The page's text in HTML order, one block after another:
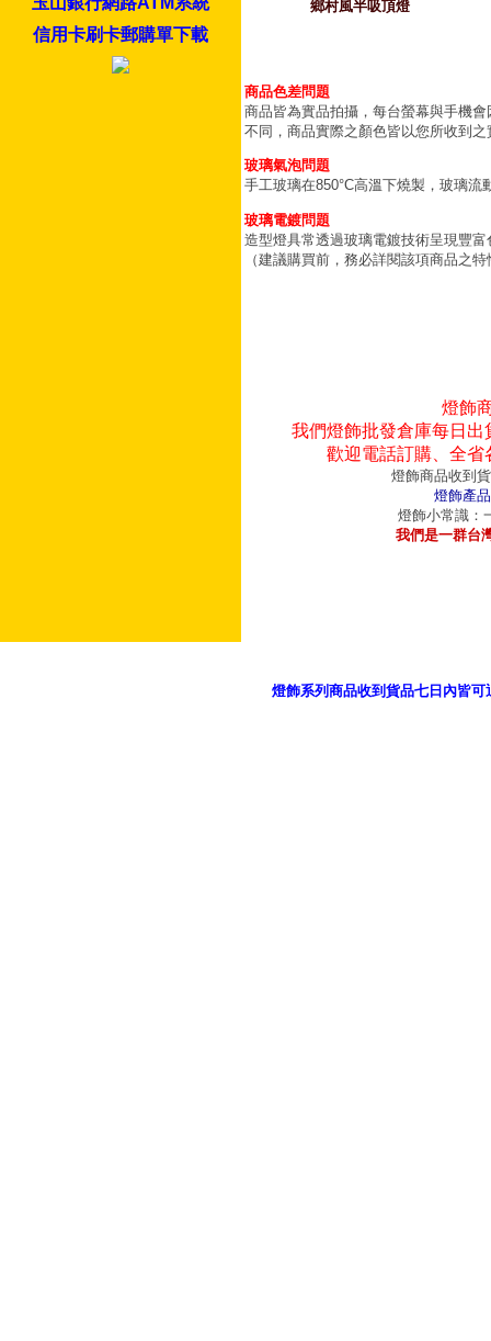
信用卡刷卡郵購單下載
鄉村風半吸頂燈
商品色差問題
商品皆為實品拍攝，每台螢幕與手機
不同，商品實際之顏色皆以您所收到之
玻璃氣泡問題
手工玻璃在850°C高溫下燒製，玻璃
玻璃電鍍問題
造型燈具常透過玻璃電鍍技術呈現豐
（建議購買前，務必詳閱該項商品之
燈飾
我們燈飾批發倉庫每日
歡迎電話訂購、全
燈飾商品收到
燈飾產
燈飾小常識：
我們是一群台
燈飾系列商品收到貨品七日內皆